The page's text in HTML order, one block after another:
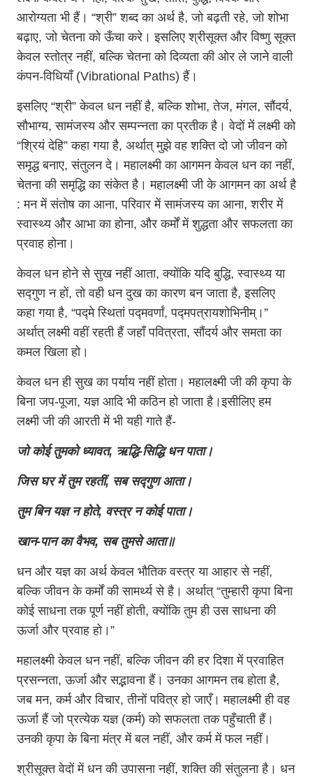
आरोग्यता भी हैं। “श्री” शब्द का अर्थ है, जो बढ़ती रहे, जो शोभा
बढ़ाए, जो चेतना को ऊँचा करे। इसलिए श्रीसूक्त और विष्णु सूक्त
केवल स्तोत्र नहीं, बल्कि चेतना को दिव्यता की ओर ले जाने वाली
कंपन-विधियाँ (Vibrational Paths) हैं।
इसलिए “श्री” केवल धन नहीं है, बल्कि शोभा, तेज, मंगल, सौंदर्य,
सौभाग्य, सामंजस्य और सम्पन्नता का प्रतीक है। वेदों में लक्ष्मी को
“श्रियं देहि” कहा गया है, अर्थात् मुझे वह शक्ति दो जो जीवन को
समृद्ध बनाए, संतुलन दे। महालक्ष्मी का आगमन केवल धन का नहीं,
चेतना की समृद्धि का संकेत है। महालक्ष्मी जी के आगमन का अर्थ है
: मन में संतोष का आना, परिवार में सामंजस्य का आना, शरीर में
स्वास्थ्य और आभा का होना, और कर्मों में शुद्धता और सफलता का
प्रवाह होना।
केवल धन होने से सुख नहीं आता, क्योंकि यदि बुद्धि, स्वास्थ्य या
सद्गुण न हों, तो वही धन दुख का कारण बन जाता है, इसलिए
कहा गया है, “पद्मे स्थितां पद्मवर्णां, पद्मपत्रायशोभिनीम्।”
अर्थात् लक्ष्मी वहीं रहती हैं जहाँ पवित्रता, सौंदर्य और समता का
कमल खिला हो।
केवल धन ही सुख का पर्याय नहीं होता। महालक्ष्मी जी की कृपा के
बिना जप-पूजा, यज्ञ आदि भी कठिन हो जाता है।इसीलिए हम
लक्ष्मी जी की आरती में भी यही गाते हैं-
जो कोई तुमको ध्यावत, ऋद्धि-सिद्धि धन पाता।
जिस घर में तुम रहतीं, सब सद्गुण आता।
तुम बिन यज्ञ न होते, वस्त्र न कोई पाता।
खान-पान का वैभव, सब तुमसे आता॥
धन और यज्ञ का अर्थ केवल भौतिक वस्त्र या आहार से नहीं,
बल्कि जीवन के कर्मों की सामर्थ्य से है। अर्थात् “तुम्हारी कृपा बिना
कोई साधना तक पूर्ण नहीं होती, क्योंकि तुम ही उस साधना की
ऊर्जा और प्रवाह हो।”
महालक्ष्मी केवल धन नहीं, बल्कि जीवन की हर दिशा में प्रवाहित
प्रसन्नता, ऊर्जा और सद्भावना हैं। उनका आगमन तब होता है,
जब मन, कर्म और विचार, तीनों पवित्र हो जाएँ। महालक्ष्मी ही वह
ऊर्जा हैं जो प्रत्येक यज्ञ (कर्म) को सफलता तक पहुँचाती हैं।
उनकी कृपा के बिना मंत्र में बल नहीं, और कर्म में फल नहीं।
श्रीसूक्त वेदों में धन की उपासना नहीं, शक्ति की संतुलना है। धन